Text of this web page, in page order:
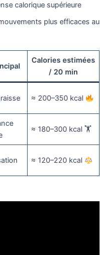
calorique supérieure
plus efficaces au
Calories estimées
/ 20 min
≈ 200–350 kcal
≈ 180–300 kcal 🏋️
≈ 120–220 kcal